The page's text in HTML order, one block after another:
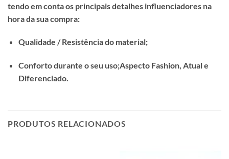
tendo em conta os principais detalhes influenciadores na
hora da sua compra:
Qualidade / Resistência do material;
Conforto durante o seu uso;Aspecto Fashion, Atual e
Diferenciado.
PRODUTOS RELACIONADOS